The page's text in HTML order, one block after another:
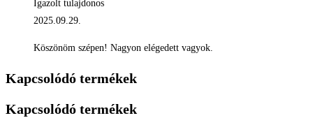
Igazolt tulajdonos
2025.09.29.
Köszönöm szépen! Nagyon elégedett vagyok.
Kapcsolódó termékek
Kapcsolódó termékek